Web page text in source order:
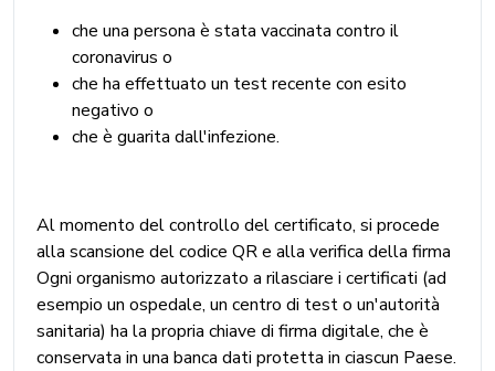
che una persona è stata vaccinata contro il
coronavirus o
che ha effettuato un test recente con esito
negativo o
che è guarita dall'infezione.
Al momento del controllo del certificato, si procede
alla scansione del codice QR e alla verifica della firma
Ogni organismo autorizzato a rilasciare i certificati (ad
esempio un ospedale, un centro di test o un'autorità
sanitaria) ha la propria chiave di firma digitale, che è
conservata in una banca dati protetta in ciascun Paese.